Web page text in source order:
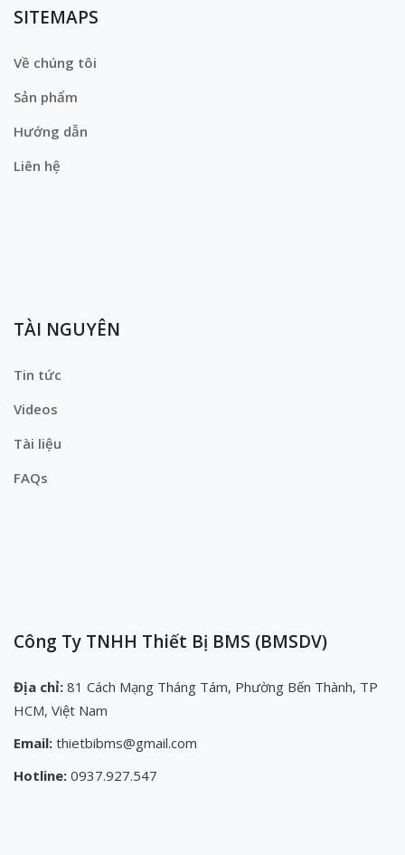
SITEMAPS
Về chúng tôi
Sản phẩm
Hướng dẫn
Liên hệ
TÀI NGUYÊN
Tin tức
Videos
Tài liệu
FAQs
Công Ty TNHH Thiết Bị BMS (BMSDV)
Địa chỉ: 81 Cách Mạng Tháng Tám, Phường Bến Thành, TP
HCM, Việt Nam
Email: thietbibms@gmail.com
Hotline: 0937.927.547